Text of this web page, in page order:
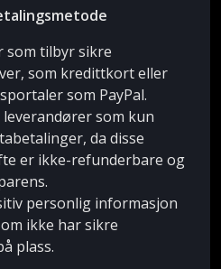
som tilbyr sikre
som kredittkort eller
som PayPal.
som kun
da disse
er ikke-refunderbare og
personlig informasjon
ikke har sikre
plass.